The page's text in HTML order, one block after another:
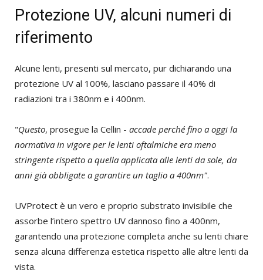
Protezione UV, alcuni numeri di
riferimento
Alcune lenti, presenti sul mercato, pur dichiarando una
protezione UV al 100%, lasciano passare il 40% di
radiazioni tra i 380nm e i 400nm.
"Questo, prosegue la Cellin - accade perché fino a oggi la
normativa in vigore per le lenti oftalmiche era meno
stringente rispetto a quella applicata alle lenti da sole, da
anni già obbligate a garantire un taglio a 400nm".
UVProtect è un vero e proprio substrato invisibile che
assorbe l’intero spettro UV dannoso fino a 400nm,
garantendo una protezione completa anche su lenti chiare
senza alcuna differenza estetica rispetto alle altre lenti da
vista.